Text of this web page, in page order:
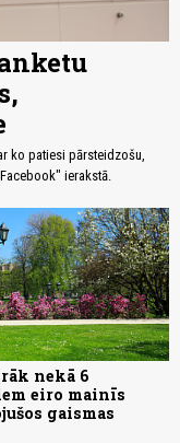
ko patiesi pārsteidzošu,
ierakstā.
nekā 6
eiro mainīs
gaismas